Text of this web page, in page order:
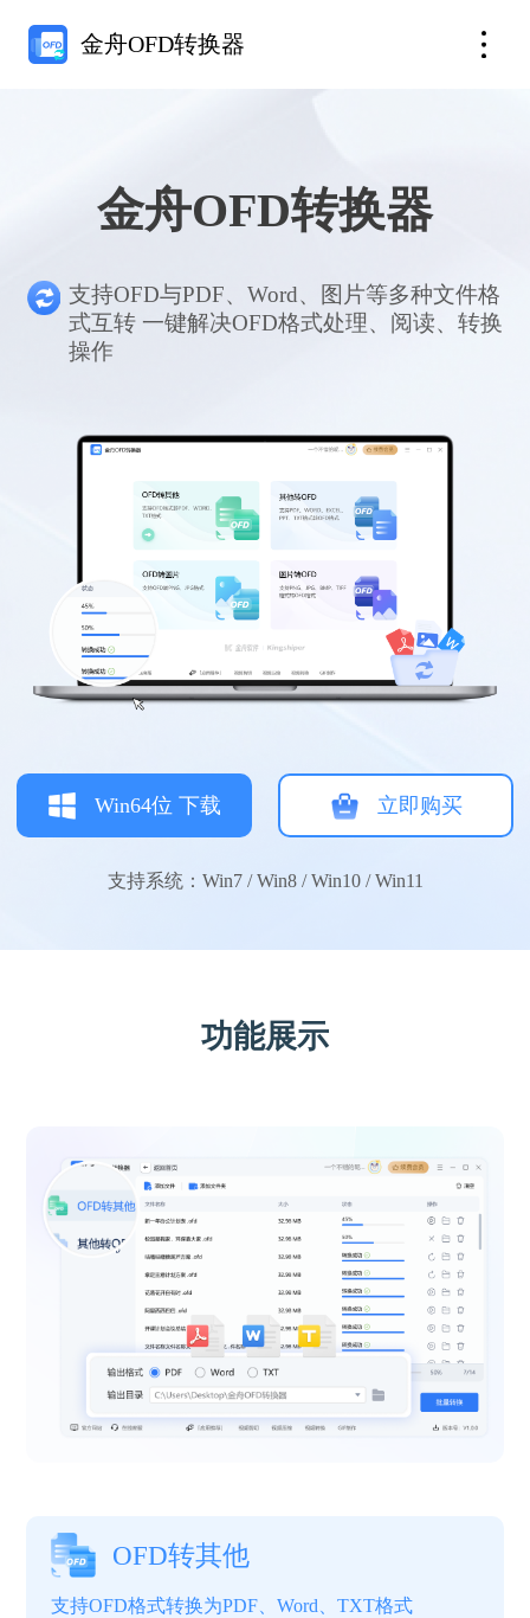
金舟OFD转换器
金舟OFD转换器
支持OFD与PDF、Word、图片等多种文件格
式互转 一键解决OFD格式处理、阅读、转换
操作
Win64位 下载 立即购买
支持系统：Win7 / Win8 / Win10 / Win11
功能展示
OFD转其他
支持OFD格式转换为PDF、Word、TXT格式